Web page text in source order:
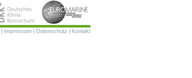
Navigation
Impressum Datenschutz Kontakt